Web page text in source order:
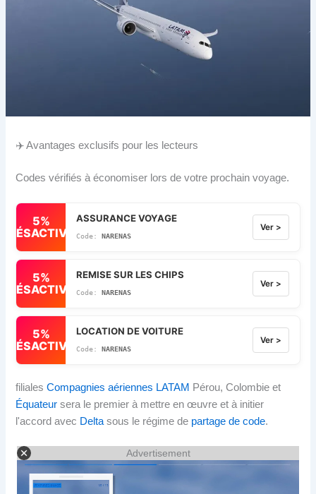
✈️ Avantages exclusifs pour les lecteurs
Codes vérifiés à économiser lors de votre prochain voyage.
5%
DÉSACTIVÉ
ASSURANCE VOYAGE
NARENAS
Ver >
5%
DÉSACTIVÉ
REMISE SUR LES CHIPS
NARENAS
Ver >
5%
DÉSACTIVÉ
LOCATION DE VOITURE
NARENAS
Ver >
filialesCompagnies aériennes LATAM Pérou, Colombie et
Équateur sera le premier à mettre en œuvre et à initier
l'accord avec Delta sous le régime de partage de code.
Advertisement